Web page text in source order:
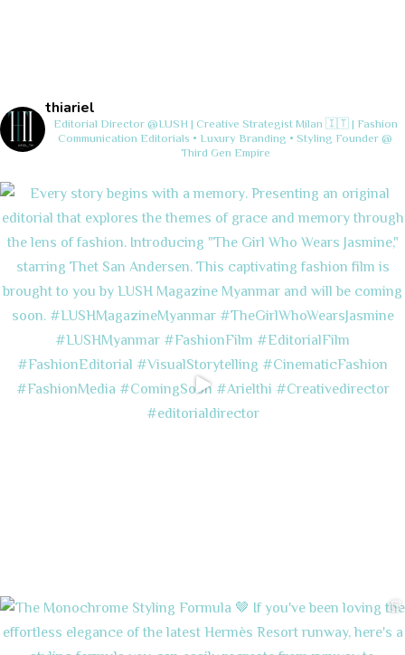
thiariel
Editorial Director @LUSH | Creative StrategistMilan 🇮🇹 | Fashion
Communication Editorials • Luxury Branding • Styling Founder @
Third Gen Empire